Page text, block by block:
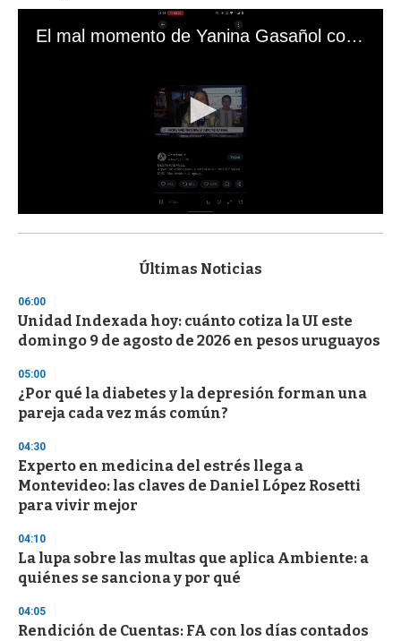
El mal momento de Yanina Gasañol con un hincha argentino en "Subrayado"
s
d
s
o
f
3
s
e
c
n
d
s
Últimas Noticias
06:00
Unidad Indexada hoy: cuánto cotiza la UI este
domingo 9 de agosto de 2026 en pesos uruguayos
05:00
¿Por qué la diabetes y la depresión forman una
pareja cada vez más común?
04:30
Experto en medicina del estrés llega a
Montevideo: las claves de Daniel López Rosetti
para vivir mejor
04:10
La lupa sobre las multas que aplica Ambiente: a
quiénes se sanciona y por qué
04:05
Rendición de Cuentas: FA con los días contados